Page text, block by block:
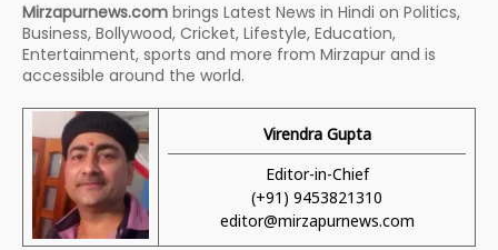
Mirzapurnews.com brings Latest News in Hindi on Politics,
Business, Bollywood, Cricket, Lifestyle, Education,
Entertainment, sports and more from Mirzapur and is
accessible around the world.
Virendra Gupta
Editor-in-Chief
(+91) 9453821310
editor@mirzapurnews.com